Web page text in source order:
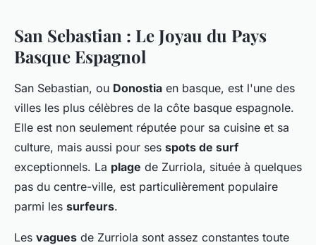
San Sebastian : Le Joyau du Pays
Basque Espagnol
San Sebastian, ou Donostia en basque, est l'une des
villes les plus célèbres de la côte basque espagnole.
Elle est non seulement réputée pour sa cuisine et sa
culture, mais aussi pour ses spots de surf
exceptionnels. La plage de Zurriola, située à quelques
pas du centre-ville, est particulièrement populaire
parmi les surfeurs.
Les vagues de Zurriola sont assez constantes toute